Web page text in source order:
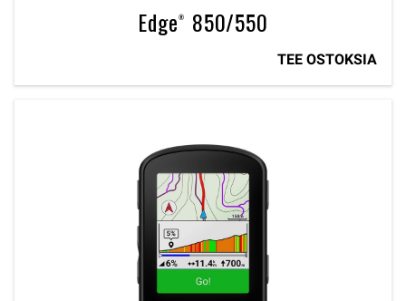
Edge® 850/550
TEE OSTOKSIA